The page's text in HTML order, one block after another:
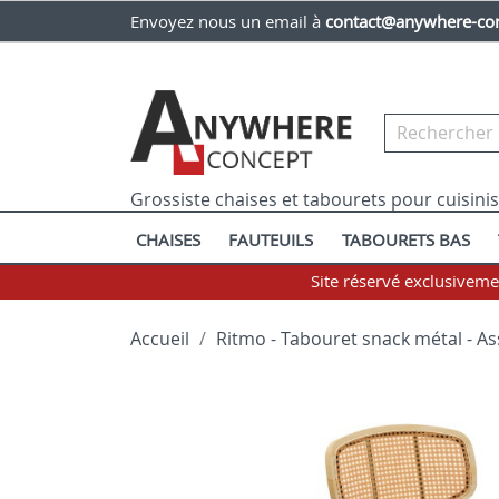
Envoyez nous un email à contact@anywhere-
Grossiste chaises et tabourets pour
CHAISES FAUTEUILS TABOURETS BAS
Site réservé
Accueil Ritmo - Tabouret snack métal -